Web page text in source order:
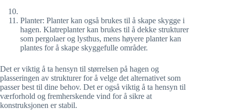
Planter: Planter kan også brukes til å skape skygge i
hagen. Klatreplanter kan brukes til å dekke strukturer
som pergolaer og lysthus, mens høyere planter kan
plantes for å skape skyggefulle områder.
Det er viktig å ta hensyn til størrelsen på hagen og
plasseringen av strukturer for å velge det alternativet som
passer best til dine behov. Det er også viktig å ta hensyn til
værforhold og fremherskende vind for å sikre at
konstruksjonen er stabil.